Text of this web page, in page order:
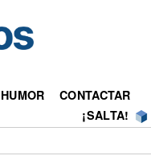
HUMOR
CONTACTAR
¡SALTA!